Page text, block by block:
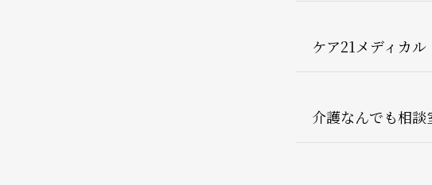
ケア21メディカル
介護なんでも相談